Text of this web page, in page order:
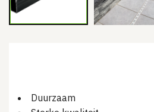
Duurzaam